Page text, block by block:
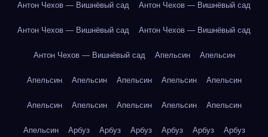
Антон Чехов — Вишнёвый сад Антон Чехов — Вишнёвый сад
Антон Чехов — Вишнёвый сад Антон Чехов — Вишнёвый сад
Антон Чехов — Вишнёвый сад Апельсин Апельсин
Апельсин Апельсин Апельсин Апельсин Апельсин
Апельсин Апельсин Апельсин Апельсин Апельсин
Апельсин Арбуз Арбуз Арбуз Арбуз Арбуз Арбуз